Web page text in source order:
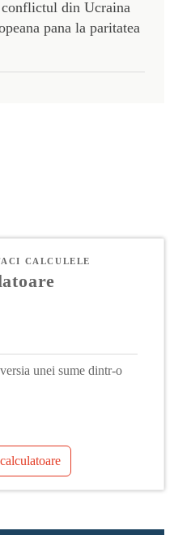
conflictul din Ucraina
pana la paritatea
CALCULELE
unei sume dintr-o